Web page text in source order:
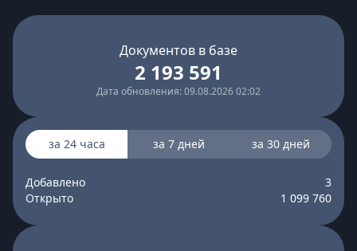
Документов в базе
2 193 591
Дата обновления: 09.08.2026 02:02
за 24 часа за 7 дней за 30 дней
Добавлено
3
Открыто
1 099 760